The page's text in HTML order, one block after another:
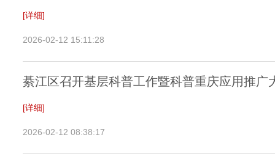
[详细]
2026-02-12 15:11:28
綦江区召开基层科普工作暨科普重庆应用推广
[详细]
2026-02-12 08:38:17